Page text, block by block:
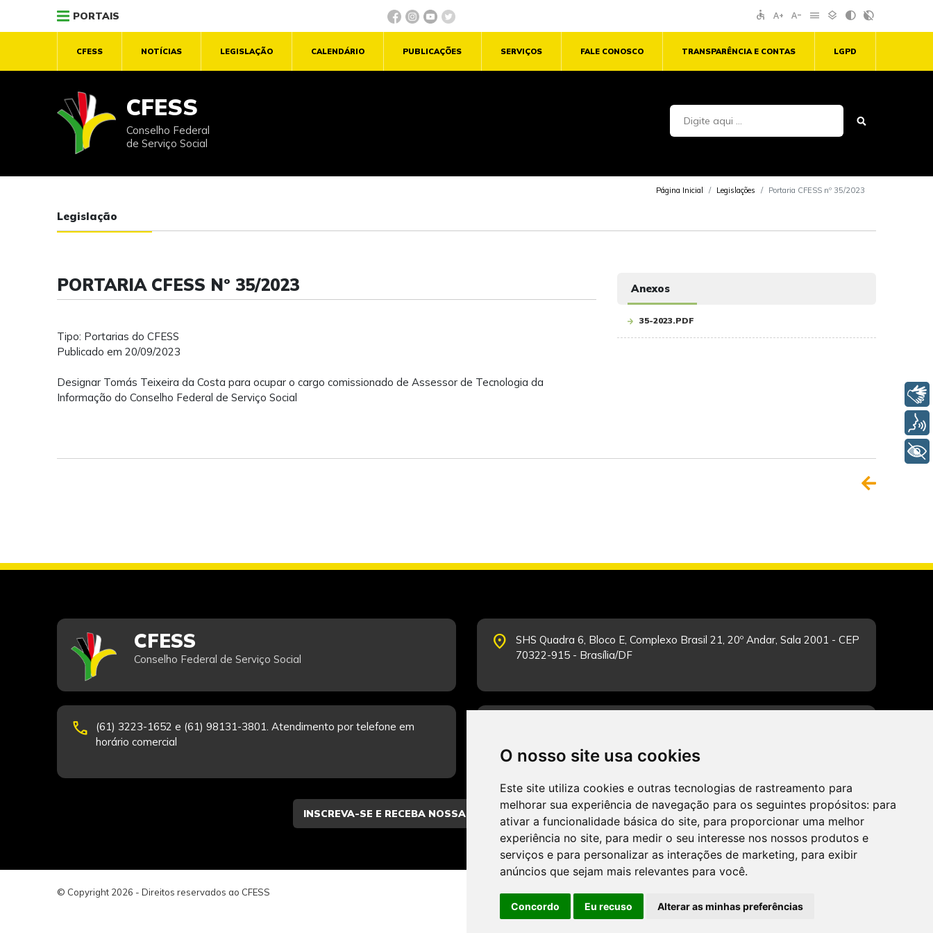
O nosso site usa cookies
Este site utiliza cookies e outras tecnologias de rastreamento para
melhorar sua experiência de navegação para os seguintes propósitos: para
ativar a funcionalidade básica do site, para proporcionar uma melhor
experiência no site, para medir o seu interesse nos nossos produtos e
serviços e para personalizar as interações de marketing, para exibir
anúncios que sejam mais relevantes para você.
Concordo Eu recuso Alterar as minhas preferências
PORTAIS accessible text_increase text_decrease menu layers contrast contrast_rtl_off
CFESS NOTÍCIAS LEGISLAÇÃO CALENDÁRIO PUBLICAÇÕES SERVIÇOS FALE CONOSCO TRANSPARÊNCIA E CONTAS LGPD
CFESS
Conselho Federal
de Serviço Social
Página Inicial Legislações Portaria CFESS nº 35/2023
Legislação
PORTARIA CFESS Nº 35/2023
Tipo: Portarias do CFESS
Publicado em 20/09/2023
Designar Tomás Teixeira da Costa para ocupar o cargo comissionado de Assessor de Tecnologia da
Informação do Conselho Federal de Serviço Social
Anexos
35-2023.PDF
CFESS
Conselho Federal de Serviço Social
place
SHS Quadra 6, Bloco E, Complexo Brasil 21, 20º Andar, Sala 2001 - CEP
70322-915 - Brasília/DF
phone
(61) 3223-1652 e (61) 98131-3801. Atendimento por telefone em
horário comercial
CADASTRAR
© Copyright 2026 - Direitos reservados ao CFESS